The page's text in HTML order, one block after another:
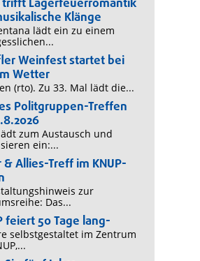
trifft Lagerfeuerromantik
Klänge
lädt ein zu einem
Weinfest startet bei
Wetter
(rto). Zu 33. Mal lädt die...
Politgruppen-Treffen
zum Austausch und
ein:...
& Allies-Treff im KNUP-
zur
Das...
feiert 50 Tage lang-
selbstgestaltet im Zentrum